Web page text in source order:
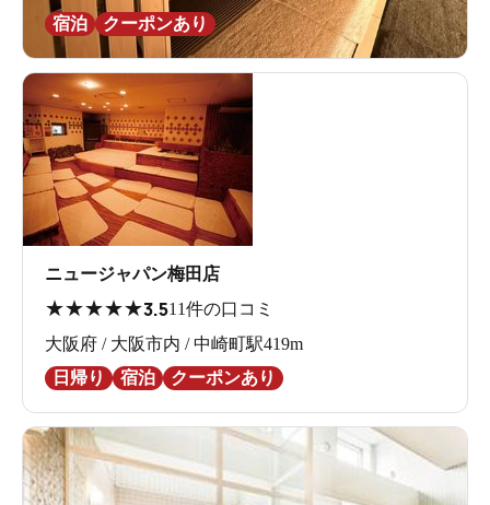
宿泊
クーポンあり
ニュージャパン梅田店
★★★★★3.511件の口コミ
大阪府 / 大阪市内 / 中崎町駅419m
日帰り
宿泊 クーポンあり